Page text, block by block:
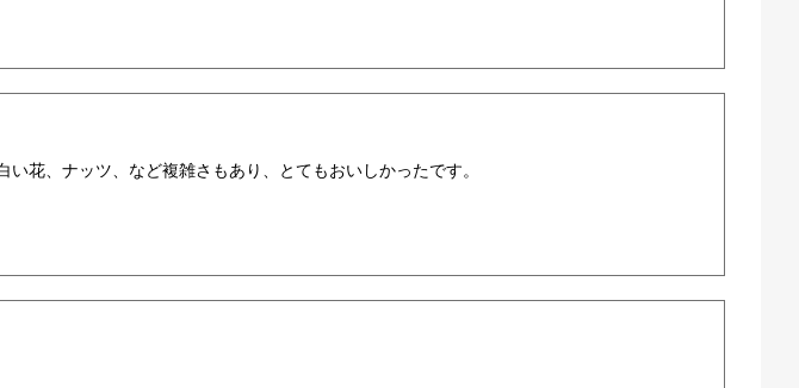
花、ナッツ、など複雑さもあり、とてもおいしかったです。